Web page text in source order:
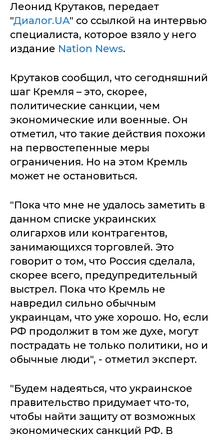
Леонид Крутаков, передает
"Диалог.UA" со ссылкой на интервью
специалиста, которое взяло у него
издание Nation News.
Крутаков сообщил, что сегодняшний
шаг Кремля – это, скорее,
политические санкции, чем
экономические или военные. Он
отметил, что такие действия похожи
на первостепенные меры
ограничения. Но на этом Кремль
может не остановиться.
"Пока что мне не удалось заметить в
данном списке украинских
олигархов или контрагентов,
занимающихся торговлей. Это
говорит о том, что Россия сделала,
скорее всего, предупредительный
выстрел. Пока что Кремль не
навредил сильно обычным
украинцам, что уже хорошо. Но, если
РФ продолжит в том же духе, могут
пострадать не только политики, но и
обычные люди", - отметил эксперт.
"Будем надеяться, что украинское
правительство придумает что-то,
чтобы найти защиту от возможных
экономических санкций РФ. В